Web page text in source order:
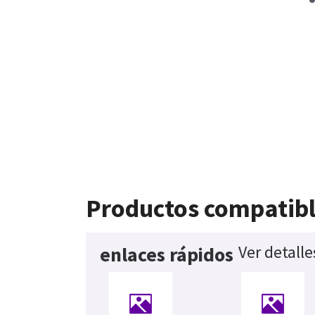
Productos
enlaces rápidos Ver